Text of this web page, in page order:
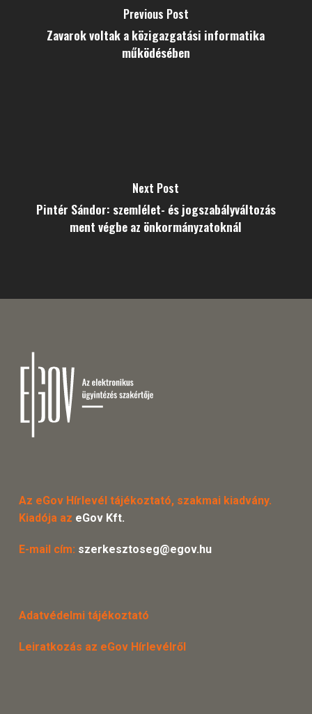
Previous Post
Zavarok voltak a közigazgatási informatika
működésében
Next Post
Pintér Sándor: szemlélet- és jogszabályváltozás
ment végbe az önkormányzatoknál
Az eGov Hírlevél tájékoztató, szakmai kiadvány.
Kiadója az eGov Kft.
E-mail cím: szerkesztoseg@egov.hu
Adatvédelmi tájékoztató
Leiratkozás az eGov Hírlevélről